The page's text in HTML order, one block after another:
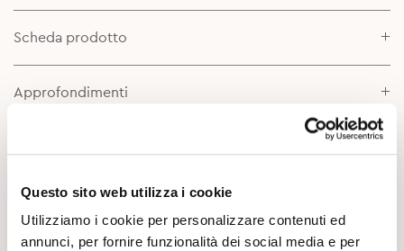
Questo sito web utilizza i cookie
Utilizziamo i cookie per personalizzare contenuti ed
annunci, per fornire funzionalità dei social media e per
Scheda prodotto
Approfondimenti